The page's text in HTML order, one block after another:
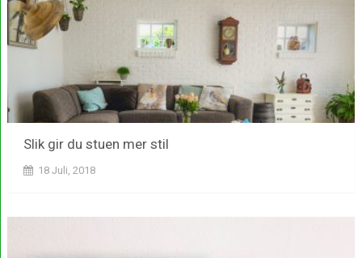
Slik gir du stuen mer stil
18 Juli, 2018